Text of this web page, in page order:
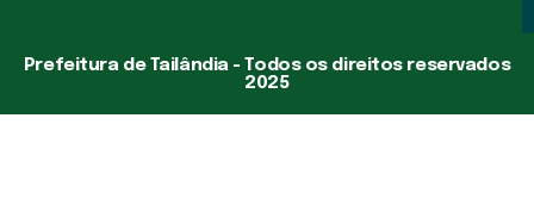
Prefeitura de Tailândia - Todos os direitos reservados
2025